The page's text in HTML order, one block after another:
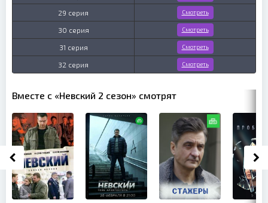
29 серия Смотреть
30 серия Смотреть
31 серия Смотреть
32 серия Смотреть
Вместе с «Невский 2 сезон» смотрят